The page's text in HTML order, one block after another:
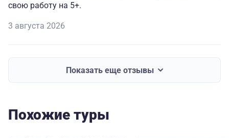
свою работу на 5+.
3 августа 2026
Показать еще отзывы
Похожие туры